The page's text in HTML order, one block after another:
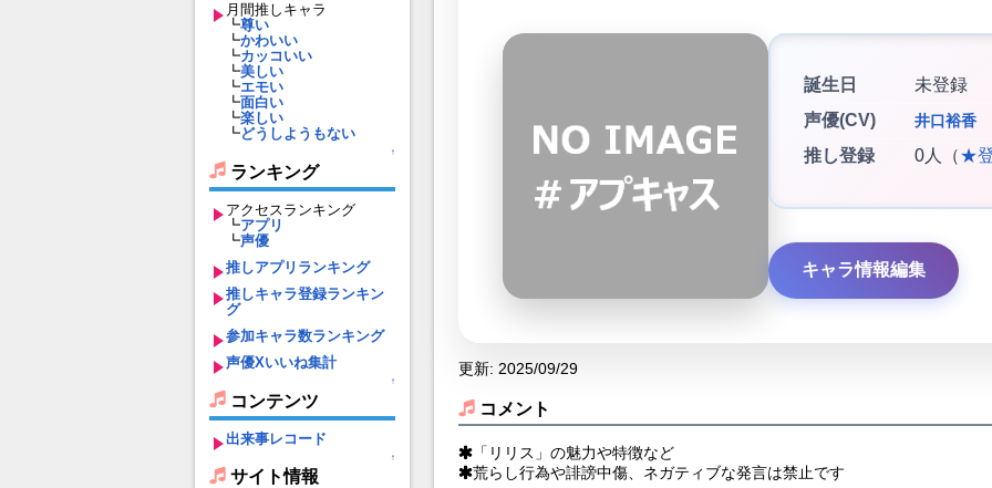
月間推しキャラ
┗尊い
┗かわいい
┗カッコいい
┗美しい
┗エモい
┗面白い
┗楽しい
┗どうしようもない
↑
ランキング
アクセスランキング
┗アプリ
┗声優
推しアプリランキング
推しキャラ登録ランキン
グ
参加キャラ数ランキング
声優Xいいね集計
↑
コンテンツ
出来事レコード
↑
サイト情報
誕生日
未登録
声優(CV)
井口裕香
推し登録 0人（★
キャラ情報編集
更新: 2025/09/29
コメント
「リリス」の魅力や特徴など
荒らし行為や誹謗中傷、ネガティブな発言は禁止です